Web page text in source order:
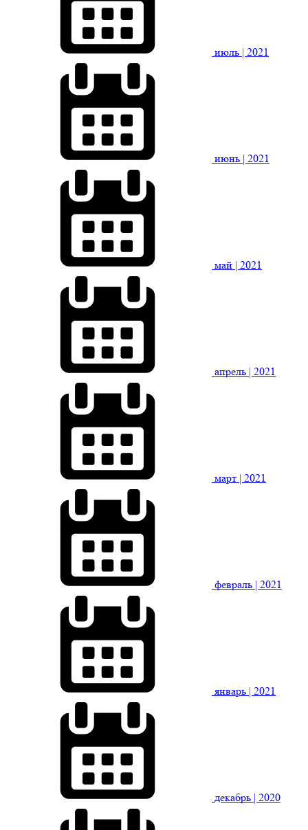
июль | 2021
июнь | 2021
май | 2021
апрель | 2021
март | 2021
февраль | 2021
январь | 2021
декабрь | 2020